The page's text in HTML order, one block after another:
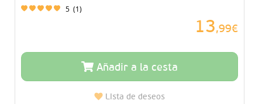
5 (1)
13,99€
Añadir a la cesta
Lista de deseos